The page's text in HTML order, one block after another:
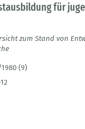
für
zum Stand von
(9)